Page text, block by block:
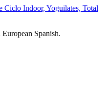
Ciclo Indoor, Yoguilates, Total
Spanish.